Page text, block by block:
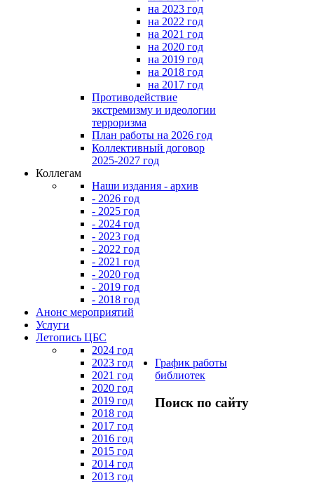
на 2023 год
на 2022 год
на 2021 год
на 2020 год
на 2019 год
на 2018 год
на 2017 год
Противодействие
экстремизму и идеологии
терроризма
План работы на 2026 год
Коллективный договор
2025-2027 год
Коллегам
Наши издания - архив
- 2026 год
- 2025 год
- 2024 год
- 2023 год
- 2022 год
- 2021 год
- 2020 год
- 2019 год
- 2018 год
Анонс мероприятий
Услуги
Летопись ЦБС
2024 год
2023 год
2021 год
2020 год
2019 год
2018 год
2017 год
2016 год
2015 год
2014 год
2013 год
График работы
библиотек
Поиск по сайту